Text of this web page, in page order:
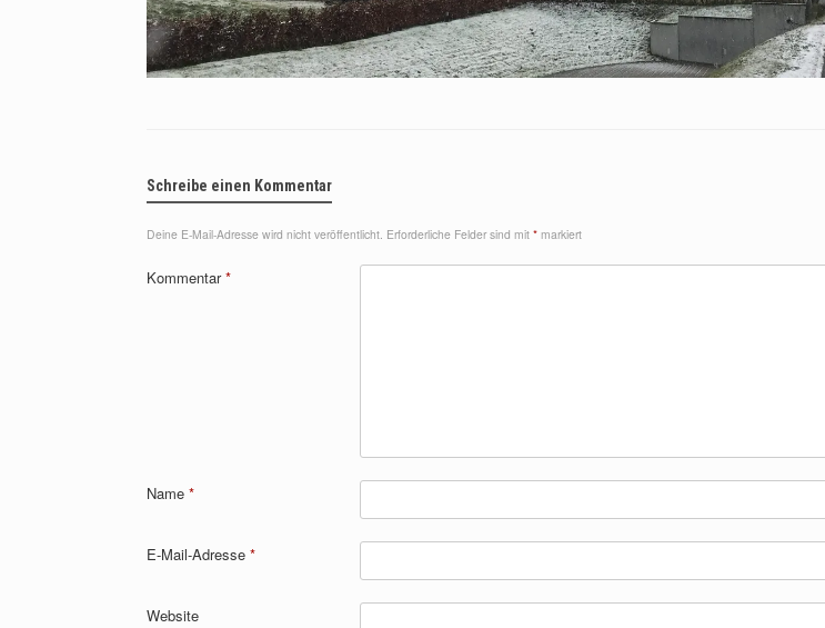
Schreibe einen Kommentar
Deine E-Mail-Adresse wird nicht veröffentlicht. Erforderliche Felder sind mit * markiert
Kommentar*
Name *
E-Mail-Adresse *
Website